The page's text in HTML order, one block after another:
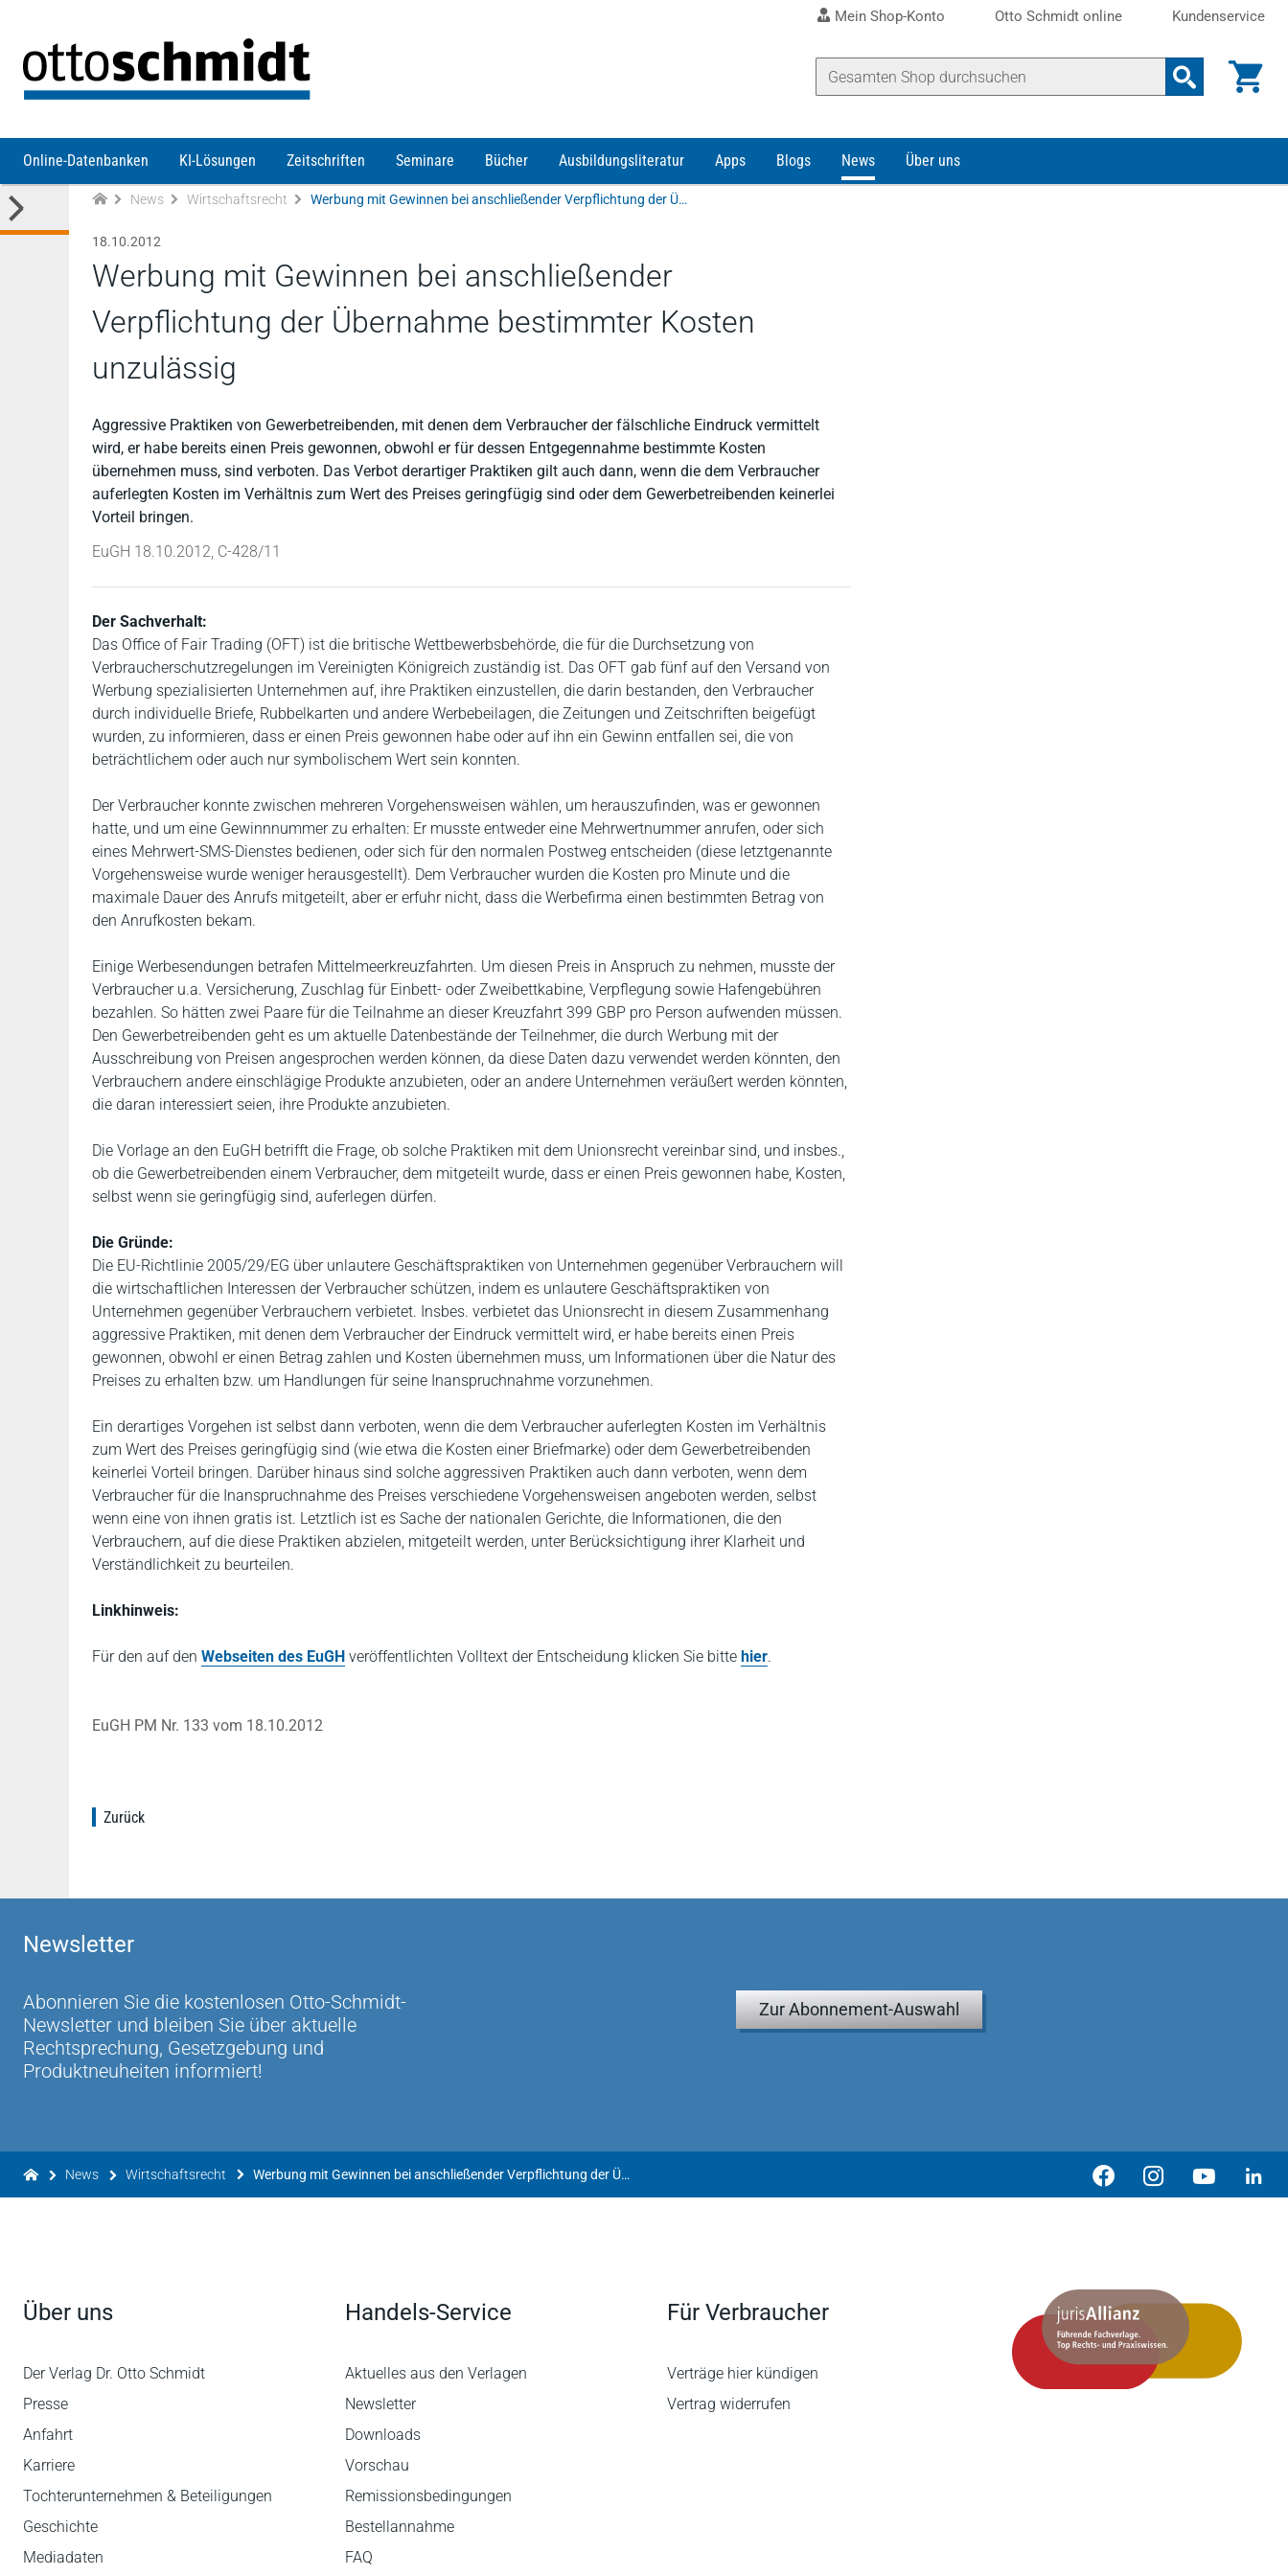
Mein Shop-Konto Otto Schmidt online Kundenservice
Online-Datenbanken KI-Lösungen Zeitschriften Seminare Bücher Ausbildungsliteratur Apps Blogs News Über uns
News Wirtschaftsrecht Werbung mit Gewinnen bei anschließender Verpflichtung der Übernahme bestimmter Kosten unzulässig
18.10.2012
Werbung mit Gewinnen bei anschließender
Verpflichtung der Übernahme bestimmter Kosten
unzulässig
Aggressive Praktiken von Gewerbetreibenden, mit denen dem Verbraucher der fälschliche Eindruck vermittelt
wird, er habe bereits einen Preis gewonnen, obwohl er für dessen Entgegennahme bestimmte Kosten
übernehmen muss, sind verboten. Das Verbot derartiger Praktiken gilt auch dann, wenn die dem Verbraucher
auferlegten Kosten im Verhältnis zum Wert des Preises geringfügig sind oder dem Gewerbetreibenden keinerlei
Vorteil bringen.
EuGH 18.10.2012, C-428/11
Der Sachverhalt:
Das Office of Fair Trading (OFT) ist die britische Wettbewerbsbehörde, die für die Durchsetzung von
Verbraucherschutzregelungen im Vereinigten Königreich zuständig ist. Das OFT gab fünf auf den Versand von
Werbung spezialisierten Unternehmen auf, ihre Praktiken einzustellen, die darin bestanden, den Verbraucher
durch individuelle Briefe, Rubbelkarten und andere Werbebeilagen, die Zeitungen und Zeitschriften beigefügt
wurden, zu informieren, dass er einen Preis gewonnen habe oder auf ihn ein Gewinn entfallen sei, die von
beträchtlichem oder auch nur symbolischem Wert sein konnten.
Der Verbraucher konnte zwischen mehreren Vorgehensweisen wählen, um herauszufinden, was er gewonnen
hatte, und um eine Gewinnnummer zu erhalten: Er musste entweder eine Mehrwertnummer anrufen, oder sich
eines Mehrwert-SMS-Dienstes bedienen, oder sich für den normalen Postweg entscheiden (diese letztgenannte
Vorgehensweise wurde weniger herausgestellt). Dem Verbraucher wurden die Kosten pro Minute und die
maximale Dauer des Anrufs mitgeteilt, aber er erfuhr nicht, dass die Werbefirma einen bestimmten Betrag von
den Anrufkosten bekam.
Einige Werbesendungen betrafen Mittelmeerkreuzfahrten. Um diesen Preis in Anspruch zu nehmen, musste der
Verbraucher u.a. Versicherung, Zuschlag für Einbett- oder Zweibettkabine, Verpflegung sowie Hafengebühren
bezahlen. So hätten zwei Paare für die Teilnahme an dieser Kreuzfahrt 399 GBP pro Person aufwenden müssen.
Den Gewerbetreibenden geht es um aktuelle Datenbestände der Teilnehmer, die durch Werbung mit der
Ausschreibung von Preisen angesprochen werden können, da diese Daten dazu verwendet werden könnten, den
Verbrauchern andere einschlägige Produkte anzubieten, oder an andere Unternehmen veräußert werden könnten,
die daran interessiert seien, ihre Produkte anzubieten.
Die Vorlage an den EuGH betrifft die Frage, ob solche Praktiken mit dem Unionsrecht vereinbar sind, und insbes.,
ob die Gewerbetreibenden einem Verbraucher, dem mitgeteilt wurde, dass er einen Preis gewonnen habe, Kosten,
selbst wenn sie geringfügig sind, auferlegen dürfen.
Die Gründe:
Die EU-Richtlinie 2005/29/EG über unlautere Geschäftspraktiken von Unternehmen gegenüber Verbrauchern will
die wirtschaftlichen Interessen der Verbraucher schützen, indem es unlautere Geschäftspraktiken von
Unternehmen gegenüber Verbrauchern verbietet. Insbes. verbietet das Unionsrecht in diesem Zusammenhang
aggressive Praktiken, mit denen dem Verbraucher der Eindruck vermittelt wird, er habe bereits einen Preis
gewonnen, obwohl er einen Betrag zahlen und Kosten übernehmen muss, um Informationen über die Natur des
Preises zu erhalten bzw. um Handlungen für seine Inanspruchnahme vorzunehmen.
Ein derartiges Vorgehen ist selbst dann verboten, wenn die dem Verbraucher auferlegten Kosten im Verhältnis
zum Wert des Preises geringfügig sind (wie etwa die Kosten einer Briefmarke) oder dem Gewerbetreibenden
keinerlei Vorteil bringen. Darüber hinaus sind solche aggressiven Praktiken auch dann verboten, wenn dem
Verbraucher für die Inanspruchnahme des Preises verschiedene Vorgehensweisen angeboten werden, selbst
wenn eine von ihnen gratis ist. Letztlich ist es Sache der nationalen Gerichte, die Informationen, die den
Verbrauchern, auf die diese Praktiken abzielen, mitgeteilt werden, unter Berücksichtigung ihrer Klarheit und
Verständlichkeit zu beurteilen.
Linkhinweis:
Für den auf den Webseiten des EuGH veröffentlichten Volltext der Entscheidung klicken Sie bitte hier.
EuGH PM Nr. 133 vom 18.10.2012
Zurück
Newsletter
Abonnieren Sie die kostenlosen Otto-Schmidt-
Newsletter und bleiben Sie über aktuelle
Rechtsprechung, Gesetzgebung und
Produktneuheiten informiert!
Zur Abonnement-Auswahl
News Wirtschaftsrecht Werbung mit Gewinnen bei anschließender Verpflichtung der Übernahme bestimmter Kosten unzulässig
Über uns
Der Verlag Dr. Otto Schmidt
Presse
Anfahrt
Karriere
Tochterunternehmen & Beteiligungen
Geschichte
Mediadaten
Handels-Service
Aktuelles aus den Verlagen
Newsletter
Downloads
Vorschau
Remissionsbedingungen
Bestellannahme
FAQ
Für Verbraucher
Verträge hier kündigen
Vertrag widerrufen